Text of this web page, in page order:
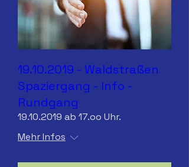
19.10.2019 - Waldstraßen
Spaziergang - Info -
Rundgang
19.10.2019 ab 17.oo Uhr.
Mehr Infos